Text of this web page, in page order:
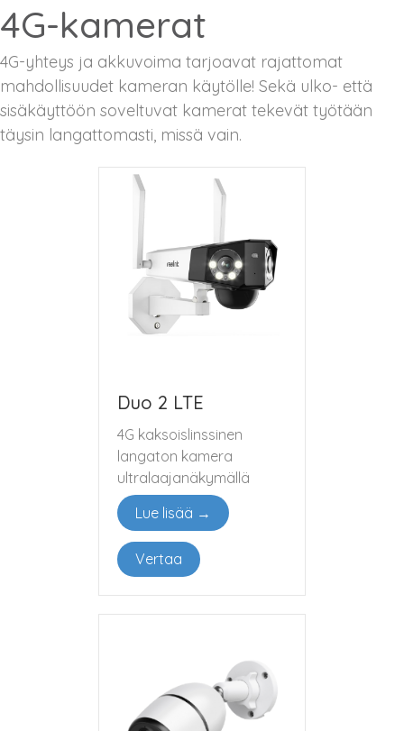
4G-kamerat
4G-yhteys ja akkuvoima tarjoavat rajattomat
mahdollisuudet kameran käytölle! Sekä ulko- että
sisäkäyttöön soveltuvat kamerat tekevät työtään
täysin langattomasti, missä vain.
Duo 2 LTE
4G kaksoislinssinen
langaton kamera
ultralaajanäkymällä
Lue lisää →
Vertaa